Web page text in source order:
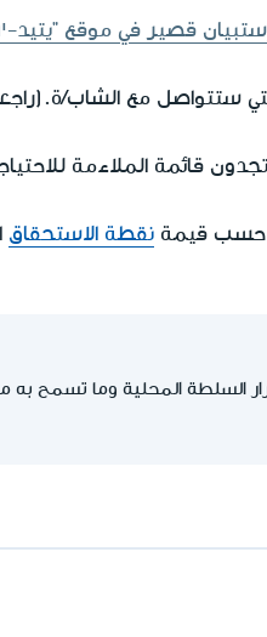
قصير في موقع "يتيد-
ستتواصل مع الشاب/
قائمة الملاءمة
حسب قيمة نقطة الاستحقاق
المحلية وما تسمح به